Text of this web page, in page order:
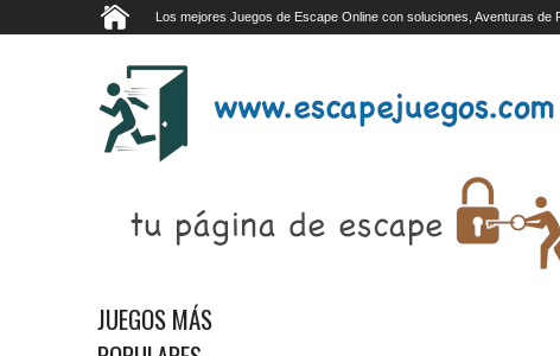
Los mejores Juegos de Escape Online con soluciones, Aventuras
JUEGOS MÁS